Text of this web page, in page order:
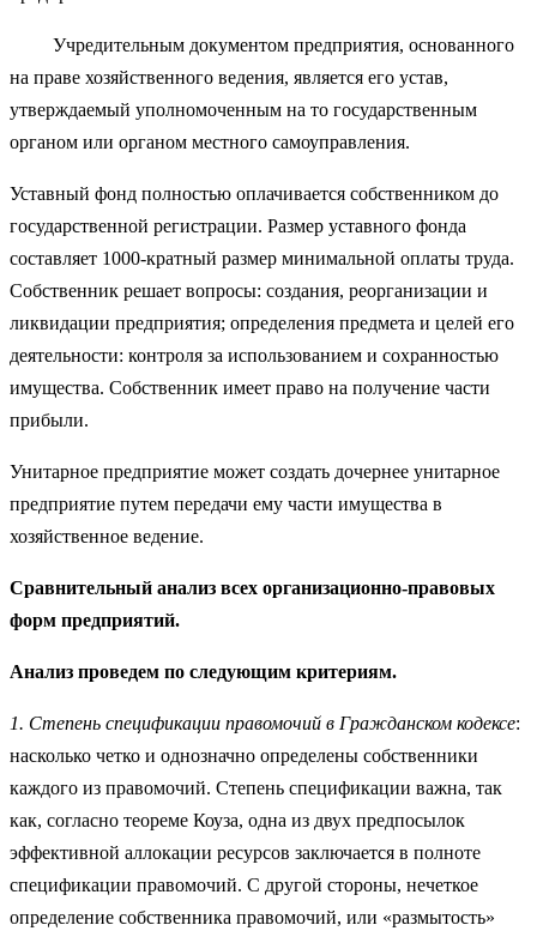
Учредительным документом предприятия, основанного
на праве хозяйственного ведения, является его устав,
утверждаемый уполномоченным на то государственным
органом или органом местного самоуправления.
Уставный фонд полностью оплачивается собственником до
государственной регистрации. Размер уставного фонда
составляет 1000-кратный размер минимальной оплаты труда.
Собственник решает вопросы: создания, реорганизации и
ликвидации предприятия; определения предмета и целей его
деятельности: контроля за использованием и сохранностью
имущества. Собственник имеет право на получение части
прибыли.
Унитарное предприятие может создать дочернее унитарное
предприятие путем передачи ему части имущества в
хозяйствен­ное ведение.
Сравнительный анализ всех организационно-правовых
форм предприятий.
Анализ проведем по следующим критериям.
1. Степень спецификации правомочий в Гражданском кодексе:
насколько четко и однозначно определены собственники
каждого из правомочий. Степень спецификации важна, так
как, согласно теореме Коуза, одна из двух предпосылок
эффективной аллокации ресурсов заключается в полноте
спецификации правомочий. С другой стороны, нечеткое
определение собственника правомочий, или «размытость»